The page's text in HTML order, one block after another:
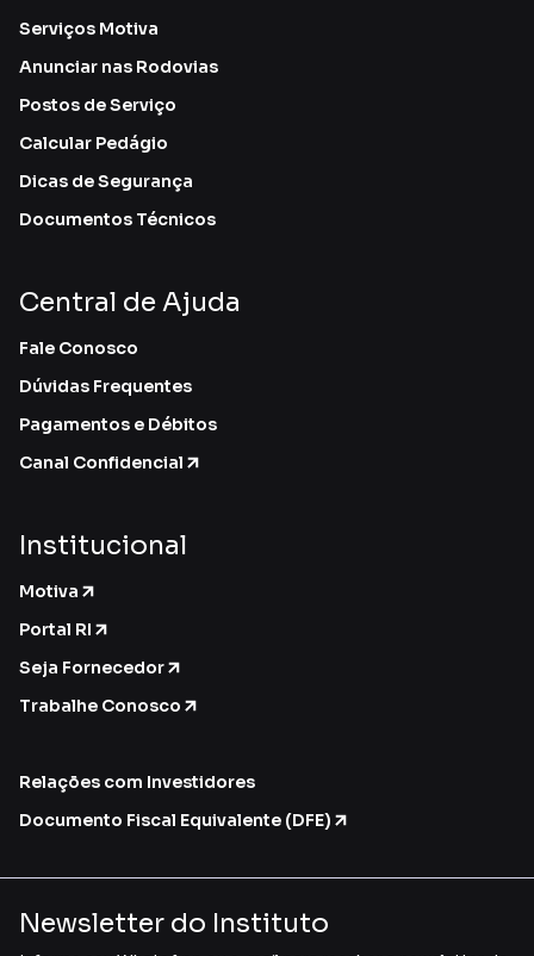
Serviços Motiva
Anunciar nas Rodovias
Postos de Serviço
Calcular Pedágio
Dicas de Segurança
Documentos Técnicos
Central de Ajuda
Fale Conosco
Dúvidas Frequentes
Pagamentos e Débitos
Canal Confidencial
Institucional
Motiva
Portal RI
Seja Fornecedor
Trabalhe Conosco
Relações com Investidores
Documento Fiscal Equivalente (DFE)
Newsletter do Instituto